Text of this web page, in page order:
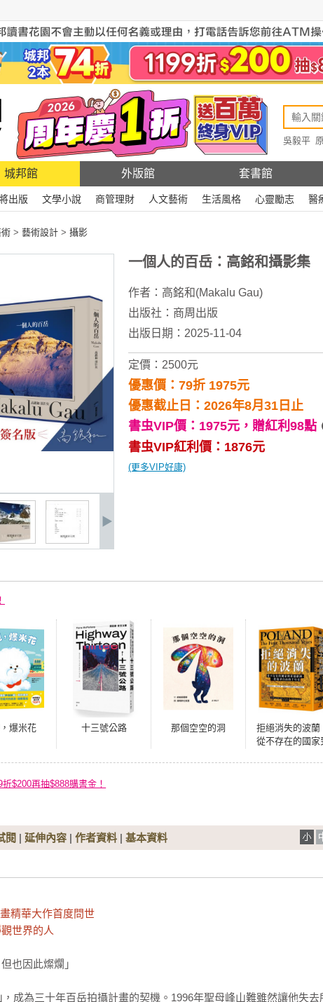
吳毅平
城邦館 外版館 套書館
出版 文學小說 商管理財 人文藝術 生活風格 心靈勵志 醫
> 藝術設計 > 攝影
一個人的百岳：高銘和攝影集
作者： 高銘和(Makalu Gau)
出版社： 商周出版
出版日期：2025-11-04
定價：2500元
優惠價：79折 1975元
優惠截止日：2026年8月31日止
書虫VIP價：1975元， 贈紅利98點
書虫VIP紅利價：1876元
(更多VIP好康)
爆米花 十三號公路 那個空空的洞
拒絕消失的波蘭
從不存在的國家
$200再抽$888購書金！
閱 | 延伸內容 | 作者資料 | 基本資料
精華大作首度問世
世界的人
也因此燦爛」
成為三十年百岳拍攝計畫的契機。1996年聖母峰山難雖然讓他失去